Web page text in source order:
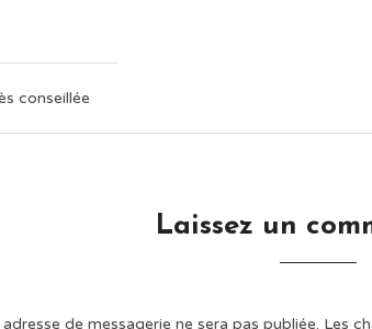
conseillée
Laissez un
de messagerie ne sera pas publiée. Les